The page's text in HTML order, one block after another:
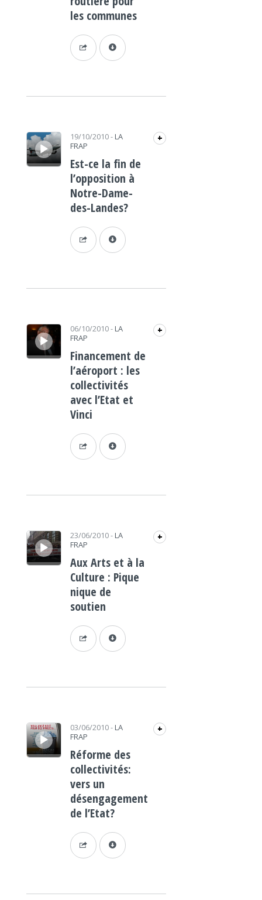
les communes
Lecteur audio 19/10/2010- LA
FRAP
+
Est-ce la fin de
l’opposition à
Notre-Dame-
des-Landes?
Lecteur audio 06/10/2010- LA
FRAP
+
Financement de
l’aéroport : les
collectivités
avec l’Etat et
Vinci
Lecteur audio 23/06/2010- LA
FRAP
+
Aux Arts et à la
Culture : Pique
nique de
soutien
Lecteur audio 03/06/2010- LA
FRAP
+
Réforme des
collectivités:
vers un
désengagement
de l’Etat?